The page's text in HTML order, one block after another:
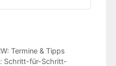
Termine & Tipps
Schritt-für-Schritt-